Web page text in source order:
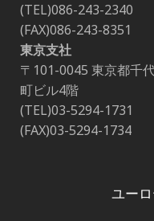
(TEL)086-243-2340
(FAX)086-243-8351
東京支社
〒101-0045 東京都千
町ビル4階
(TEL)03-5294-1731
(FAX)03-5294-1734
ユー